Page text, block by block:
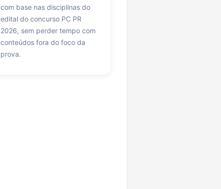
com base nas disciplinas do
edital do concurso PC PR
2026, sem perder tempo com
conteúdos fora do foco da
prova.